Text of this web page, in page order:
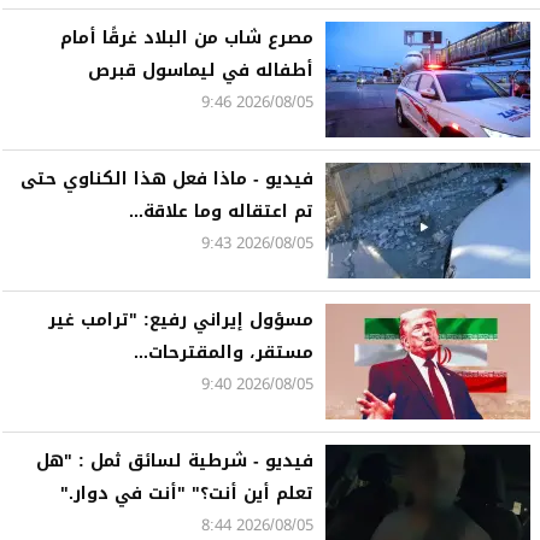
مصرع شاب من البلاد غرقًا أمام
أطفاله في ليماسول قبرص
2026/08/05 9:46
فيديو - ماذا فعل هذا الكناوي حتى
تم اعتقاله وما علاقة...
2026/08/05 9:43
مسؤول إيراني رفيع: "ترامب غير
مستقر، والمقترحات...
2026/08/05 9:40
فيديو - شرطية لسائق ثمل : "هل
تعلم أين أنت؟" "أنت في دوار."
2026/08/05 8:44